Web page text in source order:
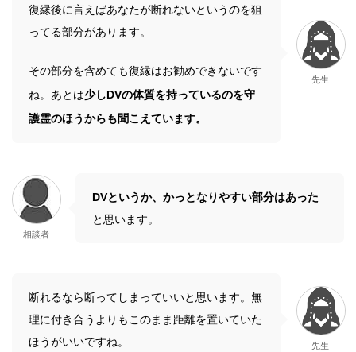
復縁後に言えばあなたが断れないというのを狙
ってる部分があります。
その部分を含めても復縁はお勧めできないです
ね。あとは少しDVの体質を持っているのを守
護霊のほうからも聞こえています。
先生
相談者
DVというか、かっとなりやすい部分はあった
と思います。
断れるなら断ってしまっていいと思います。無
理に付き合うよりもこのまま距離を置いていた
ほうがいいですね。
先生